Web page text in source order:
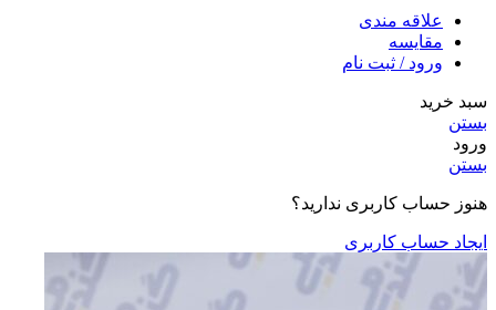
علاقه مندی
مقایسه
ورود / ثبت نام
سبد خرید
بستن
ورود
بستن
هنوز حساب کاربری ندارید؟
ایجاد حساب کاربری